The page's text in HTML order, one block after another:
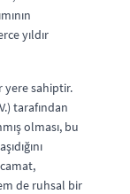
yıldır
yere sahiptir.
tarafından
olması, bu
de ruhsal bir